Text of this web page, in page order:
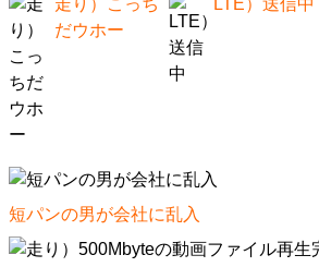
走り）こっち
だウホー
LTE）送信中
短パンの男が会社に乱入